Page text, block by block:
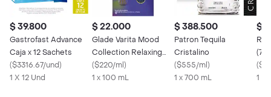
$ 39.800
Gastrofast Advance
Caja x 12 Sachets
($3316.67/und)
1 X 12 Und
$ 22.000
Glade Varita Mood
Collection Relaxing
Lavender 100 mL
($220/ml)
1 x 100 mL
$ 388.500
Patron Tequila
Cristalino
($555/ml)
1 x 700 mL
$
(
1 X